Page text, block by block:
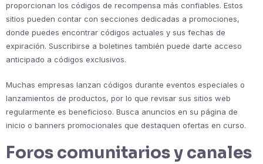
proporcionan los códigos de recompensa más confiables. Estos
sitios pueden contar con secciones dedicadas a promociones,
donde puedes encontrar códigos actuales y sus fechas de
expiración. Suscribirse a boletines también puede darte acceso
anticipado a códigos exclusivos.
Muchas empresas lanzan códigos durante eventos especiales o
lanzamientos de productos, por lo que revisar sus sitios web
regularmente es beneficioso. Busca anuncios en su página de
inicio o banners promocionales que destaquen ofertas en curso.
Foros comunitarios y canales